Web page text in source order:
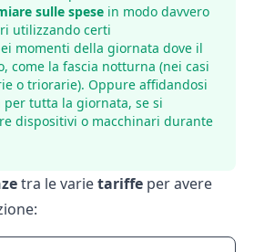
sulle spese in modo davvero
utilizzando certi
momenti della giornata dove il
come la fascia notturna (nei casi
o triorarie). Oppure affidandosi
tutta la giornata, se si
dispositivi o macchinari durante
tra le varietariffe per avere